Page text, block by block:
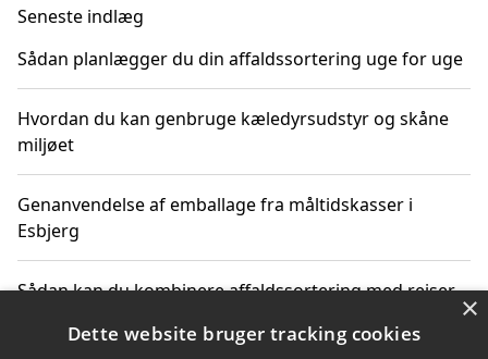
Seneste indlæg
Sådan planlægger du din affaldssortering uge for uge
Hvordan du kan genbruge kæledyrsudstyr og skåne
miljøet
Genanvendelse af emballage fra måltidskasser i
Esbjerg
Sådan kan du kombinere affaldssortering med rejser ×
Dette website bruger tracking cookies